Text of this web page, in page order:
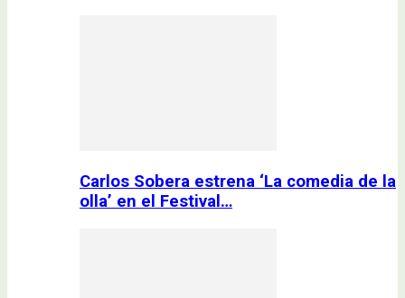
Carlos Sobera estrena ‘La comedia de la
olla’ en el Festival…